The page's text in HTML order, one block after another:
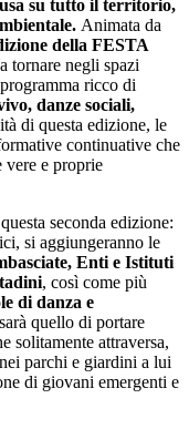
su tutto il territorio,
Animata da
della FESTA
tornare negli spazi
ricco di
danze sociali,
di questa edizione, le
continuative che
vere e proprie
seconda edizione:
si aggiungeranno le
Enti e Istituti
, così come più
di danza e
quello di portare
solitamente attraversa,
parchi e giardini a lui
di giovani emergenti e